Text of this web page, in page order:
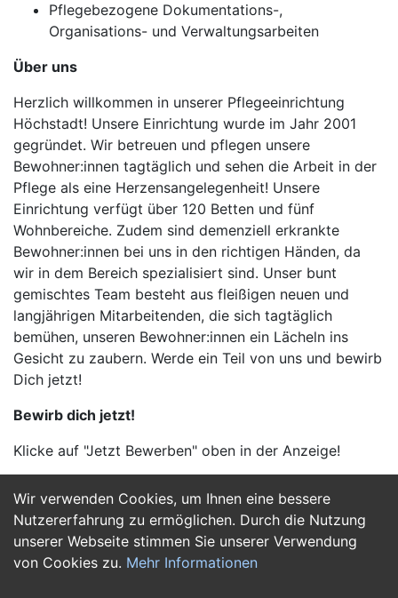
Wir verwenden Cookies, um Ihnen eine bessere
Nutzererfahrung zu ermöglichen. Durch die Nutzung
unserer Webseite stimmen Sie unserer Verwendung
von Cookies zu. Mehr Informationen
Pflegebezogene Dokumentations-,
Organisations- und Verwaltungsarbeiten
Über uns
Herzlich willkommen in unserer Pflegeeinrichtung
Höchstadt! Unsere Einrichtung wurde im Jahr 2001
gegründet. Wir betreuen und pflegen unsere
Bewohner:innen tagtäglich und sehen die Arbeit in der
Pflege als eine Herzensangelegenheit! Unsere
Einrichtung verfügt über 120 Betten und fünf
Wohnbereiche. Zudem sind demenziell erkrankte
Bewohner:innen bei uns in den richtigen Händen, da
wir in dem Bereich spezialisiert sind. Unser bunt
gemischtes Team besteht aus fleißigen neuen und
langjährigen Mitarbeitenden, die sich tagtäglich
bemühen, unseren Bewohner:innen ein Lächeln ins
Gesicht zu zaubern. Werde ein Teil von uns und bewirb
Dich jetzt!
Bewirb dich jetzt!
Klicke auf "Jetzt Bewerben" oben in der Anzeige!
Jetzt Bewerben